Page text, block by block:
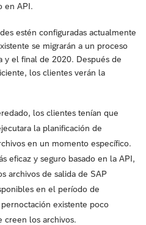
en API.
estén configuradas actualmente
se migrarán a un proceso
y el final de 2020. Después de
los clientes verán la
los clientes tenían que
la planificación de
en un momento específico.
eficaz y seguro basado en la API,
archivos de salida de SAP
en el período de
existente poco
creen los archivos.